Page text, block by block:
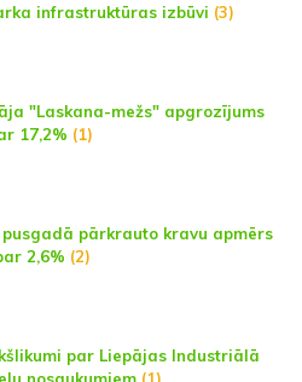
infrastruktūras izbūvi (3)
"Laskana-mežs" apgrozījums
17,2% (1)
pārkrauto kravu apmērs
2,6% (2)
par Liepājas Industriālā
nosaukumiem (1)